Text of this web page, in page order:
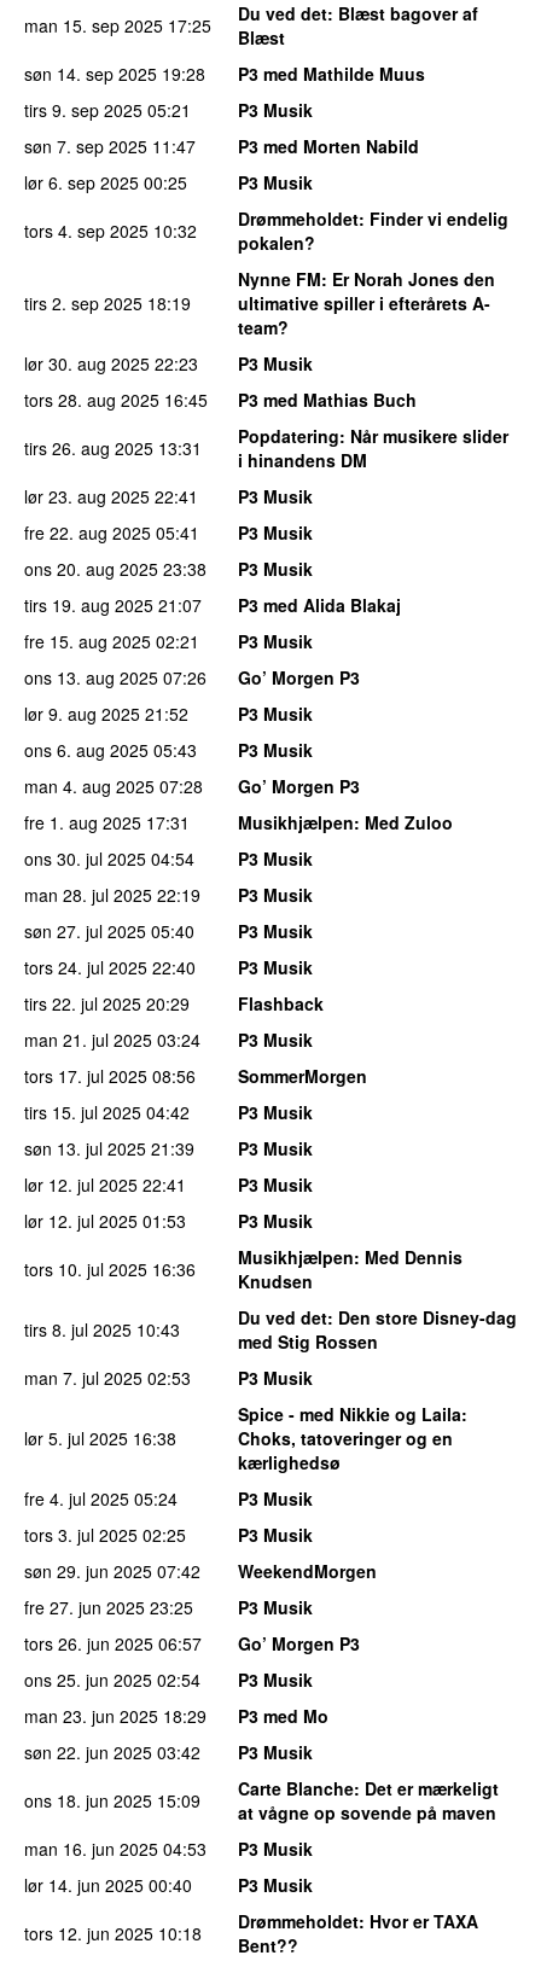
man 15. sep 2025 17:25 Du ved det: Blæst bagover af
Blæst
søn 14. sep 2025 19:28
P3 med Mathilde Muus
tirs 9. sep 2025 05:21
P3 Musik
søn 7. sep 2025 11:47
P3 med Morten Nabild
lør 6. sep 2025 00:25
P3 Musik
tors 4. sep 2025 10:32 Drømmeholdet: Finder vi endelig
pokalen?
tirs 2. sep 2025 18:19
Nynne FM: Er Norah Jones den
ultimative spiller i efterårets A-
team?
lør 30. aug 2025 22:23
P3 Musik
tors 28. aug 2025 16:45
P3 med Mathias Buch
tirs 26. aug 2025 13:31 Popdatering: Når musikere slider
i hinandens DM
lør 23. aug 2025 22:41
P3 Musik
fre 22. aug 2025 05:41
P3 Musik
ons 20. aug 2025 23:38
P3 Musik
tirs 19. aug 2025 21:07
P3 med Alida Blakaj
fre 15. aug 2025 02:21
P3 Musik
ons 13. aug 2025 07:26
Go’ Morgen P3
lør 9. aug 2025 21:52
P3 Musik
ons 6. aug 2025 05:43
P3 Musik
man 4. aug 2025 07:28
Go’ Morgen P3
fre 1. aug 2025 17:31 Musikhjælpen: Med Zuloo
ons 30. jul 2025 04:54
P3 Musik
man 28. jul 2025 22:19
P3 Musik
søn 27. jul 2025 05:40
P3 Musik
tors 24. jul 2025 22:40
P3 Musik
tirs 22. jul 2025 20:29
Flashback
man 21. jul 2025 03:24
P3 Musik
tors 17. jul 2025 08:56
SommerMorgen
tirs 15. jul 2025 04:42
P3 Musik
søn 13. jul 2025 21:39
P3 Musik
lør 12. jul 2025 22:41
P3 Musik
lør 12. jul 2025 01:53
P3 Musik
tors 10. jul 2025 16:36 Musikhjælpen: Med Dennis
Knudsen
tirs 8. jul 2025 10:43 Du ved det: Den store Disney-dag
med Stig Rossen
man 7. jul 2025 02:53 P3 Musik
lør 5. jul 2025 16:38
Spice - med Nikkie og Laila:
Choks, tatoveringer og en
kærlighedsø
fre 4. jul 2025 05:24
P3 Musik
tors 3. jul 2025 02:25
P3 Musik
søn 29. jun 2025 07:42
WeekendMorgen
fre 27. jun 2025 23:25
P3 Musik
tors 26. jun 2025 06:57
Go’ Morgen P3
ons 25. jun 2025 02:54
P3 Musik
man 23. jun 2025 18:29
P3 med Mo
søn 22. jun 2025 03:42
P3 Musik
ons 18. jun 2025 15:09 Carte Blanche: Det er mærkeligt
at vågne op sovende på maven
man 16. jun 2025 04:53
P3 Musik
lør 14. jun 2025 00:40
P3 Musik
tors 12. jun 2025 10:18 Drømmeholdet: Hvor er TAXA
Bent??